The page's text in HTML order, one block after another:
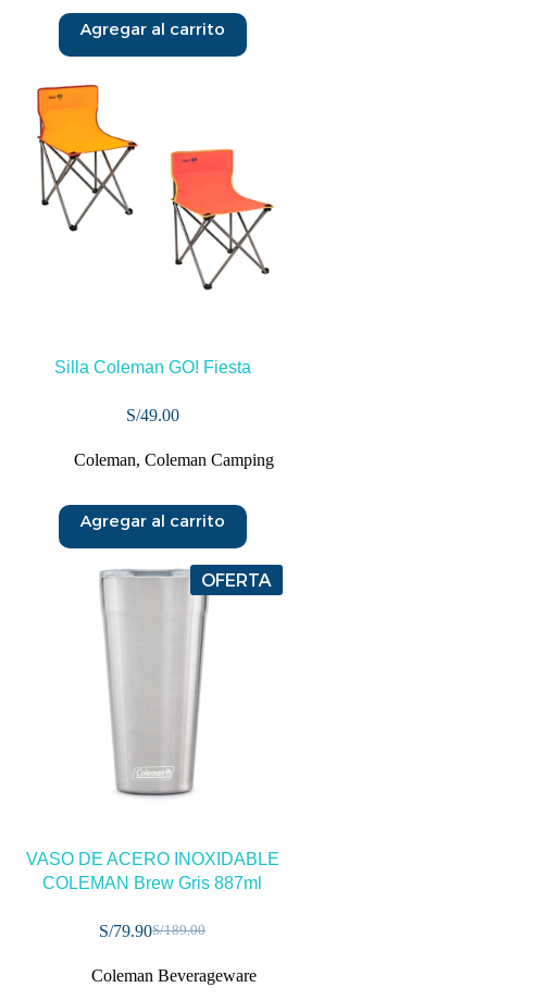
Agregar al carrito
Silla Coleman GO! Fiesta
S/49.00
Coleman, Coleman Camping
Agregar al carrito
OFERTA
VASO DE ACERO INOXIDABLE
COLEMAN Brew Gris 887ml
S/189.00
S/79.90
Coleman Beverageware